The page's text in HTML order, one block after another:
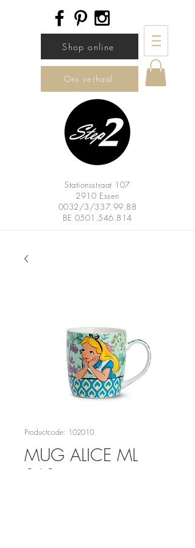
Shop online
Ons verhaal
Stationsstraat 107
2910 Essen
0032/3/337.99.88
BE 0501.546.814
Productcode: 102010
MUG ALICE ML
360